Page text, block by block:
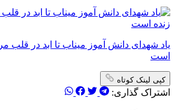
یاد شهدای دانش آموز میناب تا ابد در قلب
است
کپی لینک کوتاه
اشتراک گذاری: